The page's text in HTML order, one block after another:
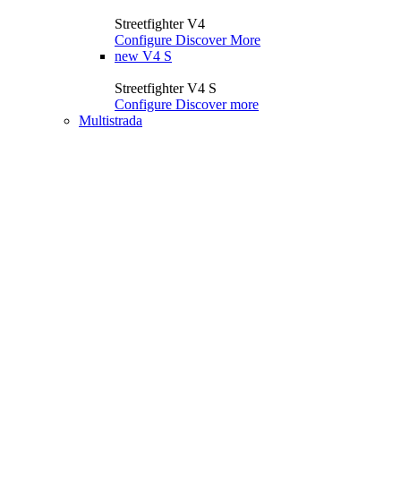
Streetfighter V4
Configure Discover More
new V4 S
Streetfighter V4 S
Configure Discover more
Multistrada